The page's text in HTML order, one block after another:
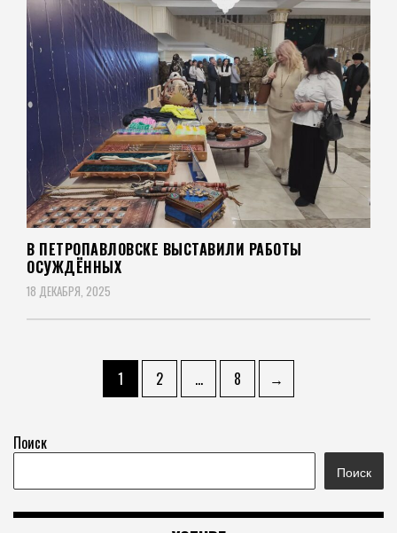
В ПЕТРОПАВЛОВСКЕ ВЫСТАВИЛИ РАБОТЫ
ОСУЖДЁННЫХ
18 ДЕКАБРЯ, 2025
Страница
1 Страница
2 … Страница
8 →
Поиск
Поиск